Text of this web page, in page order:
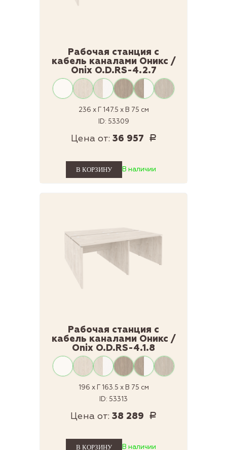
Рабочая станция с
кабель каналами Оникс /
Onix O.D.RS-4.2.7
236 x Г 147.5 x В 75 см
ID: 53309
Цена от: 36 957 Р
В наличии
Рабочая станция с
кабель каналами Оникс /
Onix O.D.RS-4.1.8
196 x Г 163.5 x В 75 см
ID: 53313
Цена от: 38 289 Р
В наличии